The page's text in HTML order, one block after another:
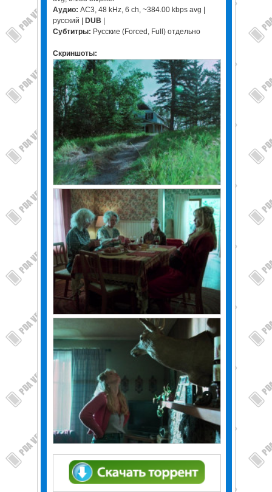
Аудио: AC3, 48 kHz, 6 ch, ~384.00 kbps avg |
русский | DUB |
Субтитры: Русские (Forced, Full) отдельно
Скриншоты: